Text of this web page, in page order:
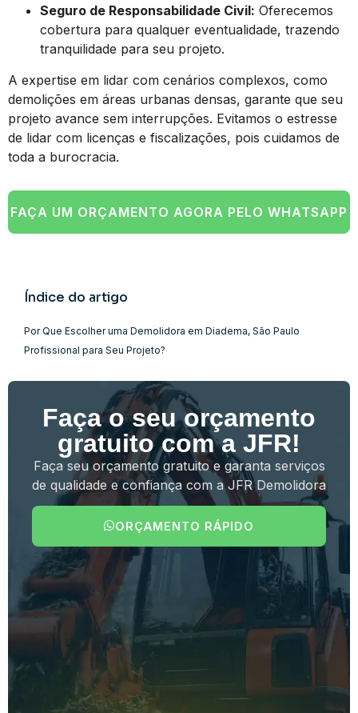
Seguro de Responsabilidade Civil: Oferecemos
cobertura para qualquer eventualidade, trazendo
tranquilidade para seu projeto.
A expertise em lidar com cenários complexos, como
demolições em áreas urbanas densas, garante que seu
projeto avance sem interrupções. Evitamos o estresse
de lidar com licenças e fiscalizações, pois cuidamos de
toda a burocracia.
FAÇA UM ORÇAMENTO AGORA PELO WHATSAPP
Índice do artigo
Por Que Escolher uma Demolidora em Diadema, São Paulo
Profissional para Seu Projeto?
Faça o seu orçamento
gratuito com a JFR!
Faça seu orçamento gratuito e garanta serviços
de qualidade e confiança com a JFR Demolidora
ORÇAMENTO RÁPIDO